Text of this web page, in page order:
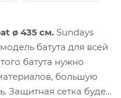
ø 435 см. Sundays
батута для всей
батута нужно
большую
Защитная сетка будет